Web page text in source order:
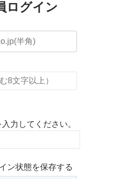
ログイン
力してください。
ン状態を保存する